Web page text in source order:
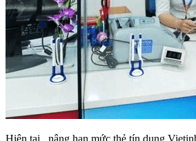
Hiện tại, nâng hạn mức thẻ tín dụng